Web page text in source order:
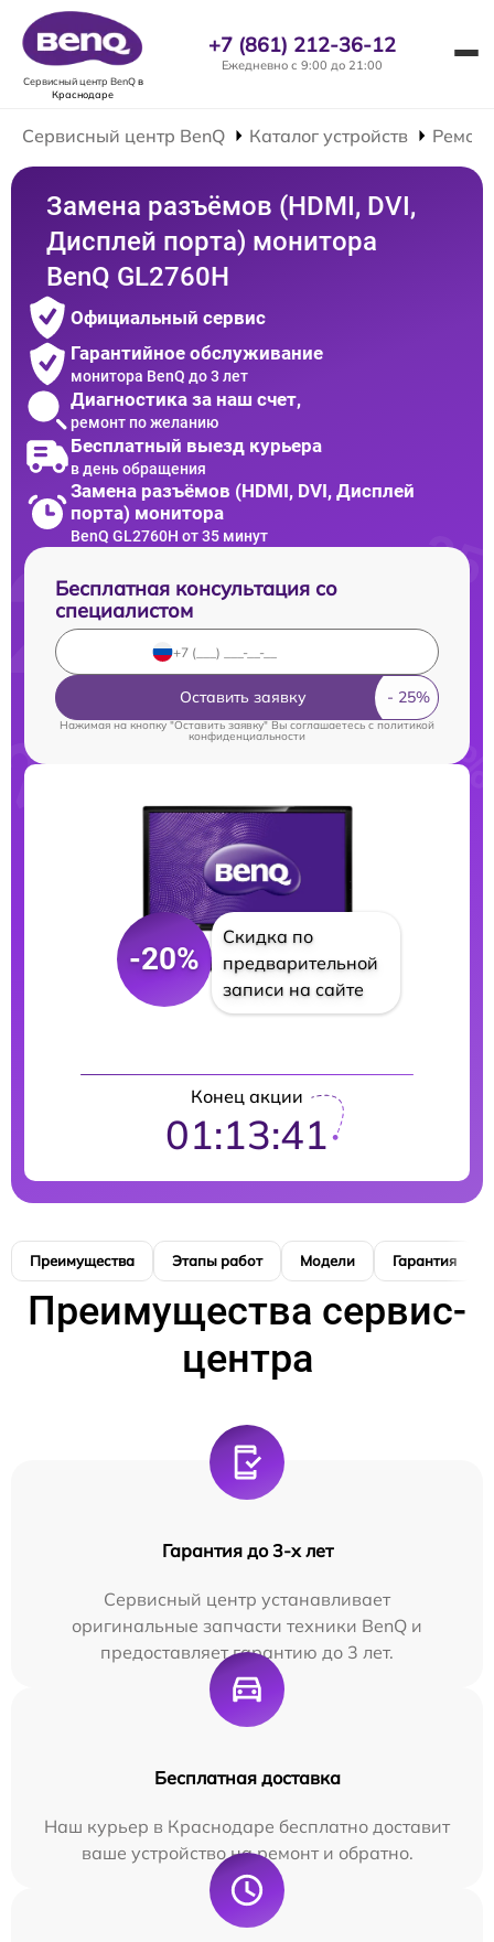
Сервисный центр BenQв
Краснодаре
+7 (861) 212-36-12
Ежедневно с 9:00 до 21:00
Сервисный центр BenQ Каталог устройств
Замена разъёмов (HDMI, DVI,
Дисплей порта) монитора
BenQ GL2760H
Официальный сервис
Гарантийное обслуживание
монитора BenQ до 3 лет
Диагностика за наш счет,
ремонт по желанию
Бесплатный выезд курьера
в день обращения
Замена разъёмов (HDMI, DVI, Дисплей
порта) монитора
BenQ GL2760H от 35 минут
Бесплатная консультация со
специалистом
Оставить заявку
Нажимая на кнопку "Оставить заявку" Вы соглашаетесь cполитикой
конфиденциальности
-20%
Скидка по
предварительной
записи на сайте
Конец акции
01:13:40
Преимущества Этапы работ Модели Гарантия
Преимущества сервис-
центра
Гарантия до 3-х лет
Сервисный центр устанавливает
оригинальные запчасти техники BenQ и
предоставляет гарантию до 3 лет.
Бесплатная доставка
Наш курьер в Краснодаре бесплатно доставит
ваше устройство на ремонт и обратно.